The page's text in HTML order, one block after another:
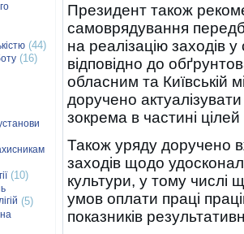
(44)
(16)
(10)
(5)
Президент також
самоврядування
на реалізацію заходів
відповідно до
обласним та Київській
доручено актуалізувати
зокрема в частині
Також уряду доручено
заходів щодо
культури, у тому числі
умов оплати праці
показників